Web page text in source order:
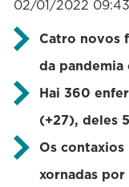
02/01/2022 09:43
Catro novos
da pandemia
Hai 360
(+27), deles
Os
xornadas